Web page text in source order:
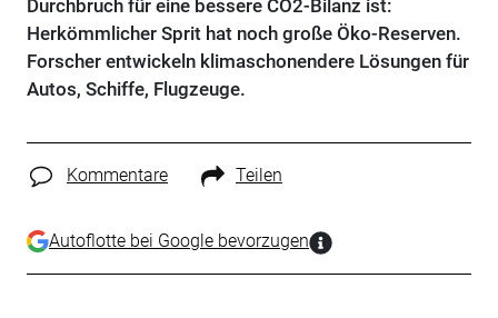
Durchbruch für eine bessere CO2-Bilanz ist:
Herkömmlicher Sprit hat noch große Öko-Reserven.
Forscher entwickeln klimaschonendere Lösungen für
Autos, Schiffe, Flugzeuge.
Kommentare Teilen
Autoflotte bei Google bevorzugen